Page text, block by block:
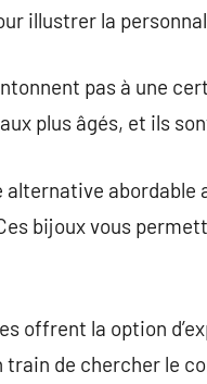
illustrer la
pas à une
plus âgés, et ils
bijoux vous
offrent la option
train de chercher le